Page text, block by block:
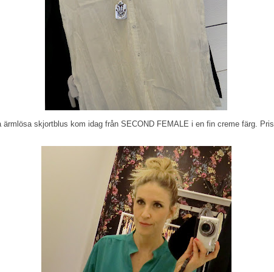
skjortblus kom idag från SECOND FEMALE i en fin creme färg.